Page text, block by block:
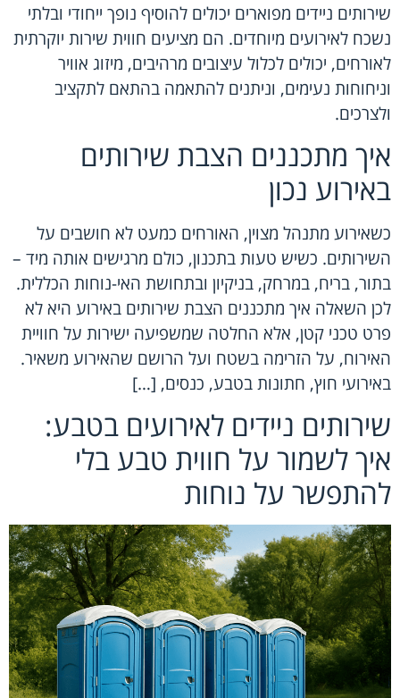
שירותים ניידים מפוארים יכולים להוסיף נופך ייחודי ובלתי
נשכח לאירועים מיוחדים. הם מציעים חווית שירות יוקרתית
לאורחים, יכולים לכלול עיצובים מרהיבים, מיזוג אוויר
וניחוחות נעימים, וניתנים להתאמה בהתאם לתקציב
ולצרכים.
איך מתכננים הצבת שירותים
באירוע נכון
כשאירוע מתנהל מצוין, האורחים כמעט לא חושבים על
השירותים. כשיש טעות בתכנון, כולם מרגישים אותה מיד –
בתור, בריח, במרחק, בניקיון ובתחושת האי-נוחות הכללית.
לכן השאלה איך מתכננים הצבת שירותים באירוע היא לא
פרט טכני קטן, אלא החלטה שמשפיעה ישירות על חוויית
האירוח, על הזרימה בשטח ועל הרושם שהאירוע משאיר.
באירועי חוץ, חתונות בטבע, כנסים, […]
שירותים ניידים לאירועים בטבע:
איך לשמור על חווית טבע בלי
להתפשר על נוחות